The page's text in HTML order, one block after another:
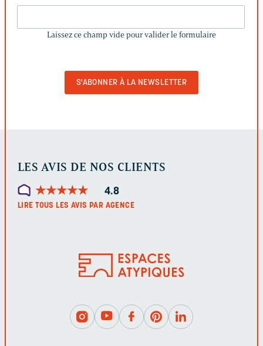
CHAMP
Laissez ce champ vide pour valider le formulaire
LES AVIS DE NOS CLIENTS
★★★★★
★★★★★ 4.8
LIRE TOUS LES AVIS PAR AGENCE